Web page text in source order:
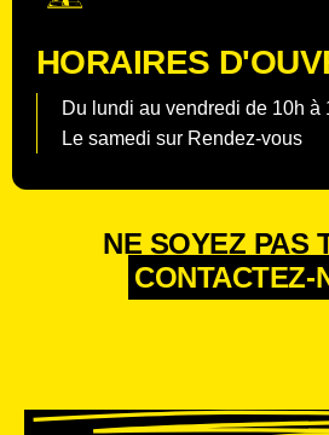
HORAIRES
Du lundi au vendredi de 10h à
Le samedi sur Rendez-vous
NE SOYEZ PAS
CONTACTEZ-